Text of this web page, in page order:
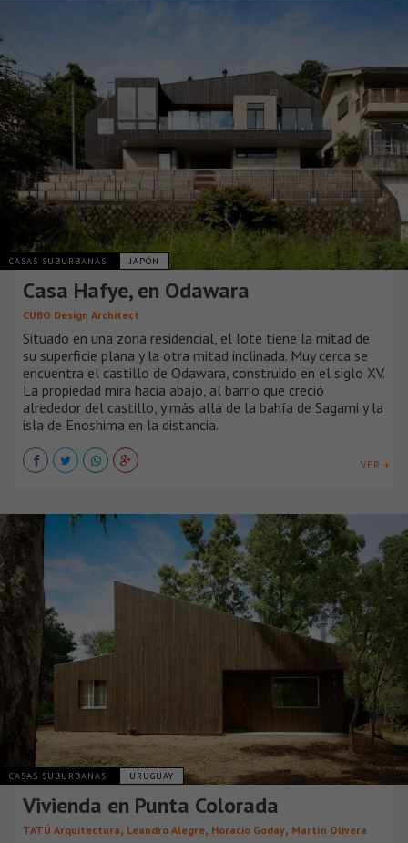
CASAS SUBURBANAS JAPÓN
Casa Hafye, en Odawara
CUBO Design Architect
Situado en una zona residencial, el lote tiene la mitad de
su superficie plana y la otra mitad inclinada. Muy cerca se
encuentra el castillo de Odawara, construido en el siglo XV.
La propiedad mira hacia abajo, al barrio que creció
alrededor del castillo, y más allá de la bahía de Sagami y la
isla de Enoshima en la distancia.
VER +
CASAS SUBURBANAS URUGUAY
Vivienda en Punta Colorada
TATÚ Arquitectura, Leandro Alegre, Horacio Goday, Martín Olivera